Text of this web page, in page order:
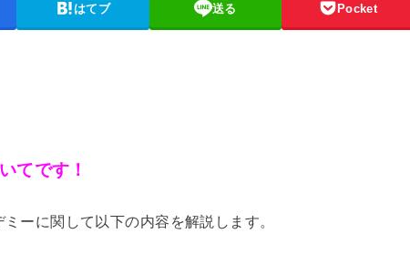
はてブ 送る Pocket
てです！
ーに関して以下の内容を解説します。